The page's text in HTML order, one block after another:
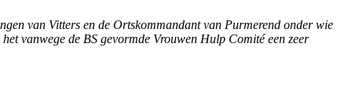
van Vitters en de Ortskommandant van Purmerend onder wie
vanwege de BS gevormde Vrouwen Hulp Comité een zeer